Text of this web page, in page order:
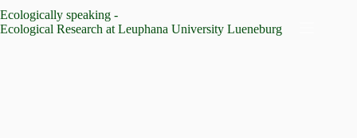
Inhalt
springen
Ecologically speaking -
Ecological Research at Leuphana University Lueneburg